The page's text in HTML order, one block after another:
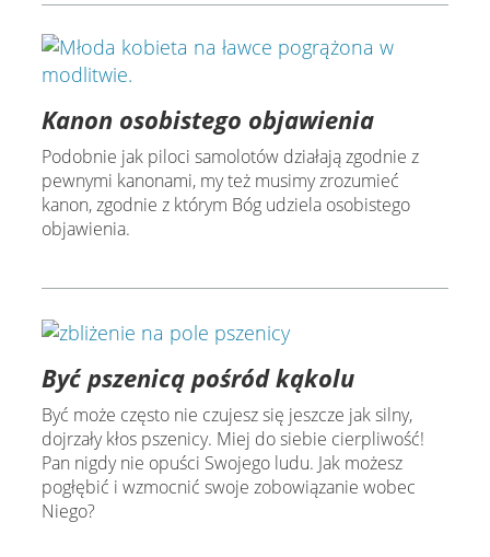
Kanon osobistego objawienia
Podobnie jak piloci samolotów działają zgodnie z
pewnymi kanonami, my też musimy zrozumieć
kanon, zgodnie z którym Bóg udziela osobistego
objawienia.
Być pszenicą pośród kąkolu
Być może często nie czujesz się jeszcze jak silny,
dojrzały kłos pszenicy. Miej do siebie cierpliwość!
Pan nigdy nie opuści Swojego ludu. Jak możesz
pogłębić i wzmocnić swoje zobowiązanie wobec
Niego?